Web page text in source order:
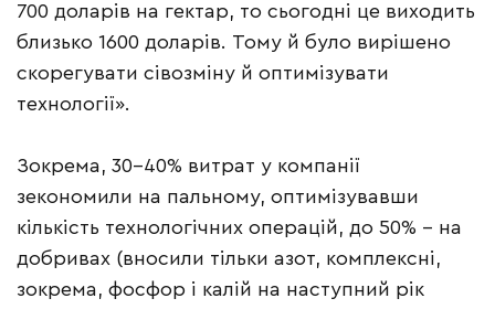
700 доларів на гектар, то сьогодні це виходить
близько 1600 доларів. Тому й було вирішено
скорегувати сівозміну й оптимізувати
технології».
Зокрема, 30-40% витрат у компанії
зекономили на пальному, оптимізувавши
кількість технологічних операцій, до 50% – на
добривах (вносили тільки азот, комплексні,
зокрема, фосфор і калій на наступний рік